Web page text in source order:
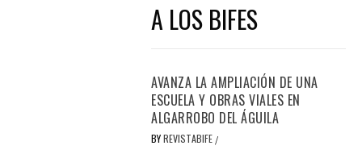
A LOS BIFES
AVANZA LA AMPLIACIÓN DE UNA
ESCUELA Y OBRAS VIALES EN
ALGARROBO DEL ÁGUILA
BYREVISTABIFE /